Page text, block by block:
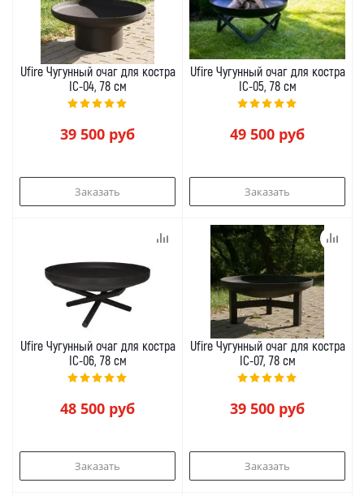
Ufire Чугунный очаг для костра
IC-04, 78 см
39 500 руб
Заказать
Ufire Чугунный очаг для костра
IC-05, 78 см
49 500 руб
Заказать
Ufire Чугунный очаг для костра
IC-06, 78 см
48 500 руб
Заказать
Ufire Чугунный очаг для костра
IC-07, 78 см
39 500 руб
Заказать